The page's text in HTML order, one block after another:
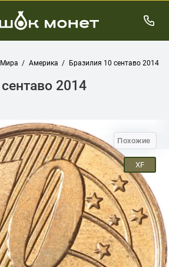
Мира Америка Бразилия 10 сентаво 2014
2014
Похожие
XF